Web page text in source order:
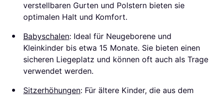
verstellbaren Gurten und Polstern bieten sie
optimalen Halt und Komfort.
Babyschalen: Ideal für Neugeborene und
Kleinkinder bis etwa 15 Monate. Sie bieten einen
sicheren Liegeplatz und können oft auch als Trage
verwendet werden.
Sitzerhöhungen: Für ältere Kinder, die aus dem